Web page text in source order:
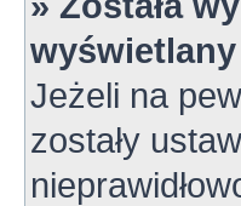
Jeżeli na
zostały